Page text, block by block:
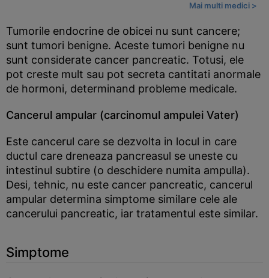
Mai multi medici >
Tumorile endocrine de obicei nu sunt cancere;
sunt tumori benigne. Aceste tumori benigne nu
sunt considerate cancer pancreatic. Totusi, ele
pot creste mult sau pot secreta cantitati anormale
de hormoni, determinand probleme medicale.
Cancerul ampular (carcinomul ampulei Vater)
Este cancerul care se dezvolta in locul in care
ductul care dreneaza pancreasul se uneste cu
intestinul subtire (o deschidere numita ampulla).
Desi, tehnic, nu este cancer pancreatic, cancerul
ampular determina simptome similare cele ale
cancerului pancreatic, iar tratamentul este similar.
Simptome